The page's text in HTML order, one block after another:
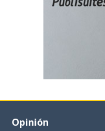
Opinión